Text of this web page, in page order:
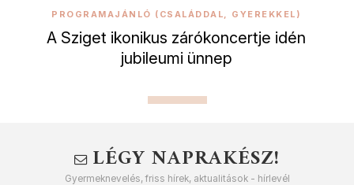
PROGRAMAJÁNLÓ (CSALÁDDAL, GYEREKKEL)
A Sziget ikonikus zárókoncertje idén
jubileumi ünnep
LÉGY NAPRAKÉSZ!
Gyermeknevelés, friss hírek, aktualitások - hírlevél